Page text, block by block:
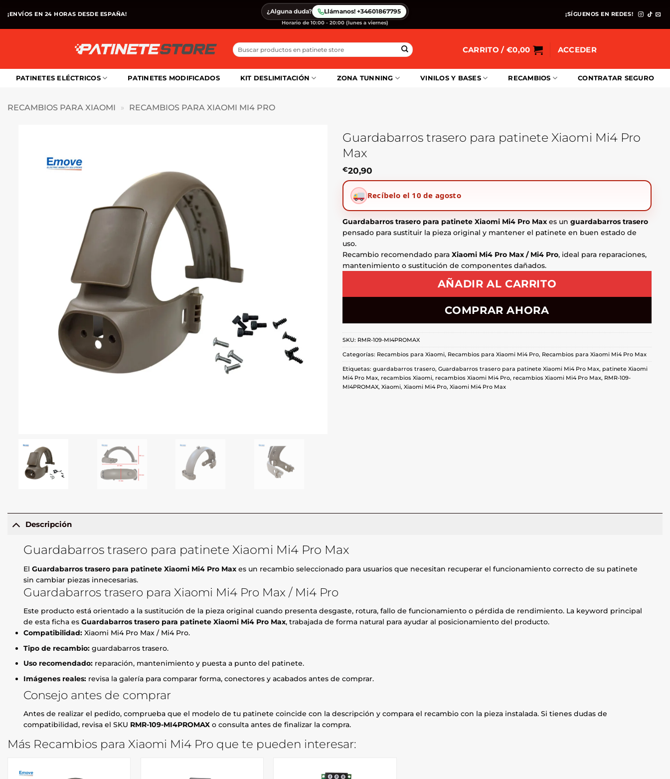
contenido
¡ENVÍOS EN 24 HORAS DESDE ESPAÑA! ¿Alguna duda? Llámanos! +34601867795
Horario de 10:00 - 20:00 (lunes a viernes)
¡SÍGUENOS EN REDES!
Buscar
por:
CARRITO / €0,00 ACCEDER
PATINETES ELÉCTRICOS PATINETES MODIFICADOS KIT DESLIMITACIÓN ZONA TUNNING VINILOS Y BASES RECAMBIOS CONTRATAR SEGURO
RECAMBIOS PARA XIAOMI » RECAMBIOS PARA XIAOMI MI4 PRO
Guardabarros trasero para patinete Xiaomi Mi4 Pro
Max
€20,90
Recíbelo el 10 de agosto
Guardabarros trasero para patinete Xiaomi Mi4 Pro Max es un guardabarros trasero
pensado para sustituir la pieza original y mantener el patinete en buen estado de
uso.
Recambio recomendado para Xiaomi Mi4 Pro Max / Mi4 Pro, ideal para reparaciones,
mantenimiento o sustitución de componentes dañados.
AÑADIR AL CARRITO
COMPRAR AHORA
SKU: RMR-109-MI4PROMAX
Categorías: Recambios para Xiaomi, Recambios para Xiaomi Mi4 Pro, Recambios para Xiaomi Mi4 Pro Max
Etiquetas: guardabarros trasero, Guardabarros trasero para patinete Xiaomi Mi4 Pro Max, patinete Xiaomi
Mi4 Pro Max, recambios Xiaomi, recambios Xiaomi Mi4 Pro, recambios Xiaomi Mi4 Pro Max, RMR-109-
MI4PROMAX, Xiaomi, Xiaomi Mi4 Pro, Xiaomi Mi4 Pro Max
Descripción
Guardabarros trasero para patinete Xiaomi Mi4 Pro Max
ElGuardabarros trasero para patinete Xiaomi Mi4 Pro Max es un recambio seleccionado para usuarios que necesitan recuperar el funcionamiento correcto de su patinete
sin cambiar piezas innecesarias.
Guardabarros trasero para Xiaomi Mi4 Pro Max / Mi4 Pro
Este producto está orientado a la sustitución de la pieza original cuando presenta desgaste, rotura, fallo de funcionamiento o pérdida de rendimiento. La keyword principal
de esta ficha esGuardabarros trasero para patinete Xiaomi Mi4 Pro Max, trabajada de forma natural para ayudar al posicionamiento del producto.
Compatibilidad: Xiaomi Mi4 Pro Max / Mi4 Pro.
Tipo de recambio: guardabarros trasero.
Uso recomendado: reparación, mantenimiento y puesta a punto del patinete.
Imágenes reales: revisa la galería para comparar forma, conectores y acabados antes de comprar.
Consejo antes de comprar
Antes de realizar el pedido, comprueba que el modelo de tu patinete coincide con la descripción y compara el recambio con la pieza instalada. Si tienes dudas de
compatibilidad, revisa el SKU RMR-109-MI4PROMAX o consulta antes de finalizar la compra.
Más Recambios para Xiaomi Mi4 Pro que te pueden interesar: